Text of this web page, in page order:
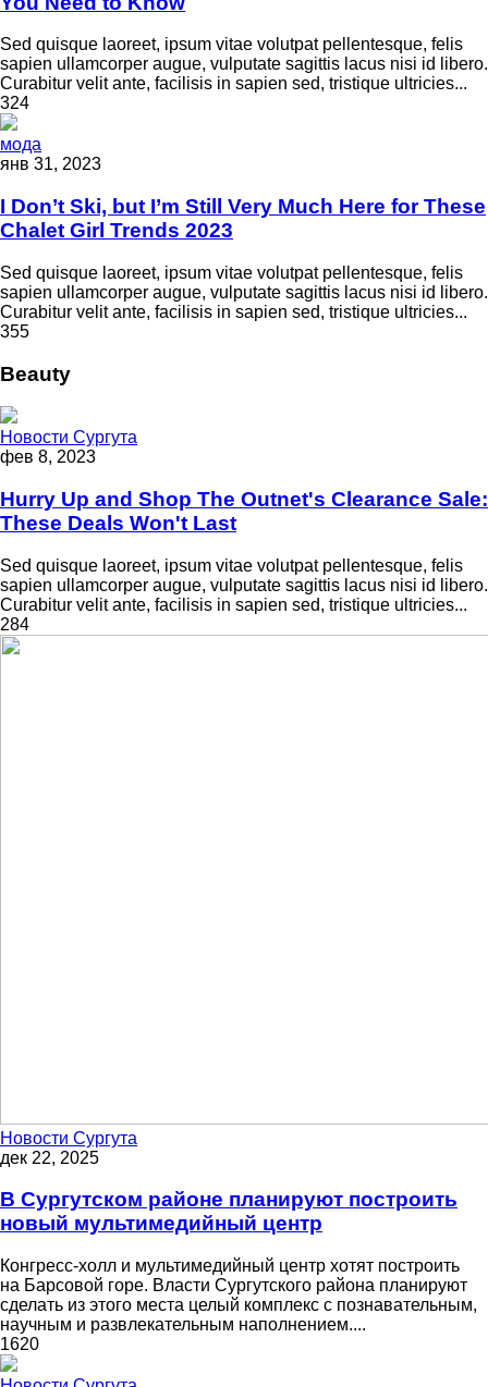
Sed quisque laoreet, ipsum vitae volutpat pellentesque, felis
sapien ullamcorper augue, vulputate sagittis lacus nisi id libero.
Curabitur velit ante, facilisis in sapien sed, tristique ultricies...
324
мода
янв 31, 2023
I Don’t Ski, but I’m Still Very Much Here for These
Chalet Girl Trends 2023
Sed quisque laoreet, ipsum vitae volutpat pellentesque, felis
sapien ullamcorper augue, vulputate sagittis lacus nisi id libero.
Curabitur velit ante, facilisis in sapien sed, tristique ultricies...
355
Beauty
Новости Сургута
фев 8, 2023
Hurry Up and Shop The Outnet's Clearance Sale:
These Deals Won't Last
Sed quisque laoreet, ipsum vitae volutpat pellentesque, felis
sapien ullamcorper augue, vulputate sagittis lacus nisi id libero.
Curabitur velit ante, facilisis in sapien sed, tristique ultricies...
284
Новости Сургута
дек 22, 2025
В Сургутском районе планируют построить
новый мультимедийный центр
Конгресс-холл и мультимедийный центр хотят построить
на Барсовой горе. Власти Сургутского района планируют
сделать из этого места целый комплекс с познавательным,
научным и развлекательным наполнением....
1620